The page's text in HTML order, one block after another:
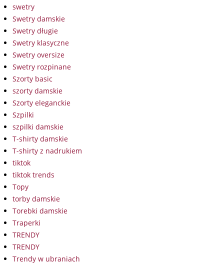
swetry
Swetry damskie
Swetry długie
Swetry klasyczne
Swetry oversize
Swetry rozpinane
Szorty basic
szorty damskie
Szorty eleganckie
Szpilki
szpilki damskie
T-shirty damskie
T-shirty z nadrukiem
tiktok
tiktok trends
Topy
torby damskie
Torebki damskie
Traperki
TRENDY
TRENDY
Trendy w ubraniach